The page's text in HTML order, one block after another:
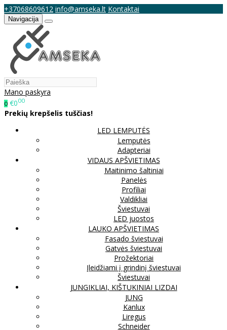
+37068609612 info@amseka.lt Kontaktai
Navigacija
Mano paskyra
0 €000
Prekių krepšelis tuščias!
LED LEMPUTĖS
Lemputės
Adapteriai
VIDAUS APŠVIETIMAS
Maitinimo šaltiniai
Panelės
Profiliai
Valdikliai
Šviestuvai
LED juostos
LAUKO APŠVIETIMAS
Fasado šviestuvai
Gatvės šviestuvai
Prožektoriai
Įleidžiami į grindinį šviestuvai
Šviestuvai
JUNGIKLIAI, KIŠTUKINIAI LIZDAI
JUNG
Kanlux
Liregus
Schneider